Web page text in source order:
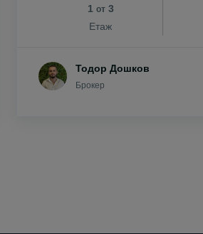
1 от3
Етаж
Тодор Дошков
Брокер